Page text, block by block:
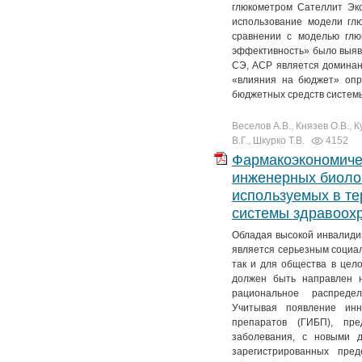
глюкометром Сателлит
использование модели
сравнении с моделью
эффективность» было
СЭ, ACP является
«влияния на бюджет»
бюджетных средств
Веселов А.В., Князев О.В.,
В.Г., Шкурко Т.В.
4152
инженерных
используемых в
системы
Обладая высокой
является серьезным
так и для общества в
должен быть направлен
рациональное
Учитывая появление
препаратов (ГИБП),
заболевания, с новыми
зарегистрированных